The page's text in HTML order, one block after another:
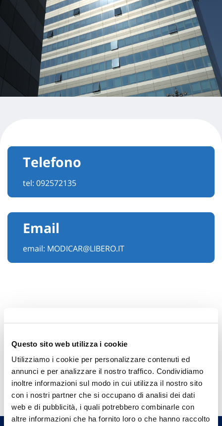
Questo sito web utilizza i cookie
Utilizziamo i cookie per personalizzare contenuti ed
annunci e per analizzare il nostro traffico. Condividiamo
inoltre informazioni sul modo in cui utilizza il nostro sito
con i nostri partner che si occupano di analisi dei dati
web e di pubblicità, i quali potrebbero combinarle con
altre informazioni che ha fornito loro o che hanno raccolto
Telefono
tel: 092572135
Email
email: MODICAR@LIBERO.IT
Hai bisogno di
informazioni?
Trova l'Agenzia più vicina a te e parla con